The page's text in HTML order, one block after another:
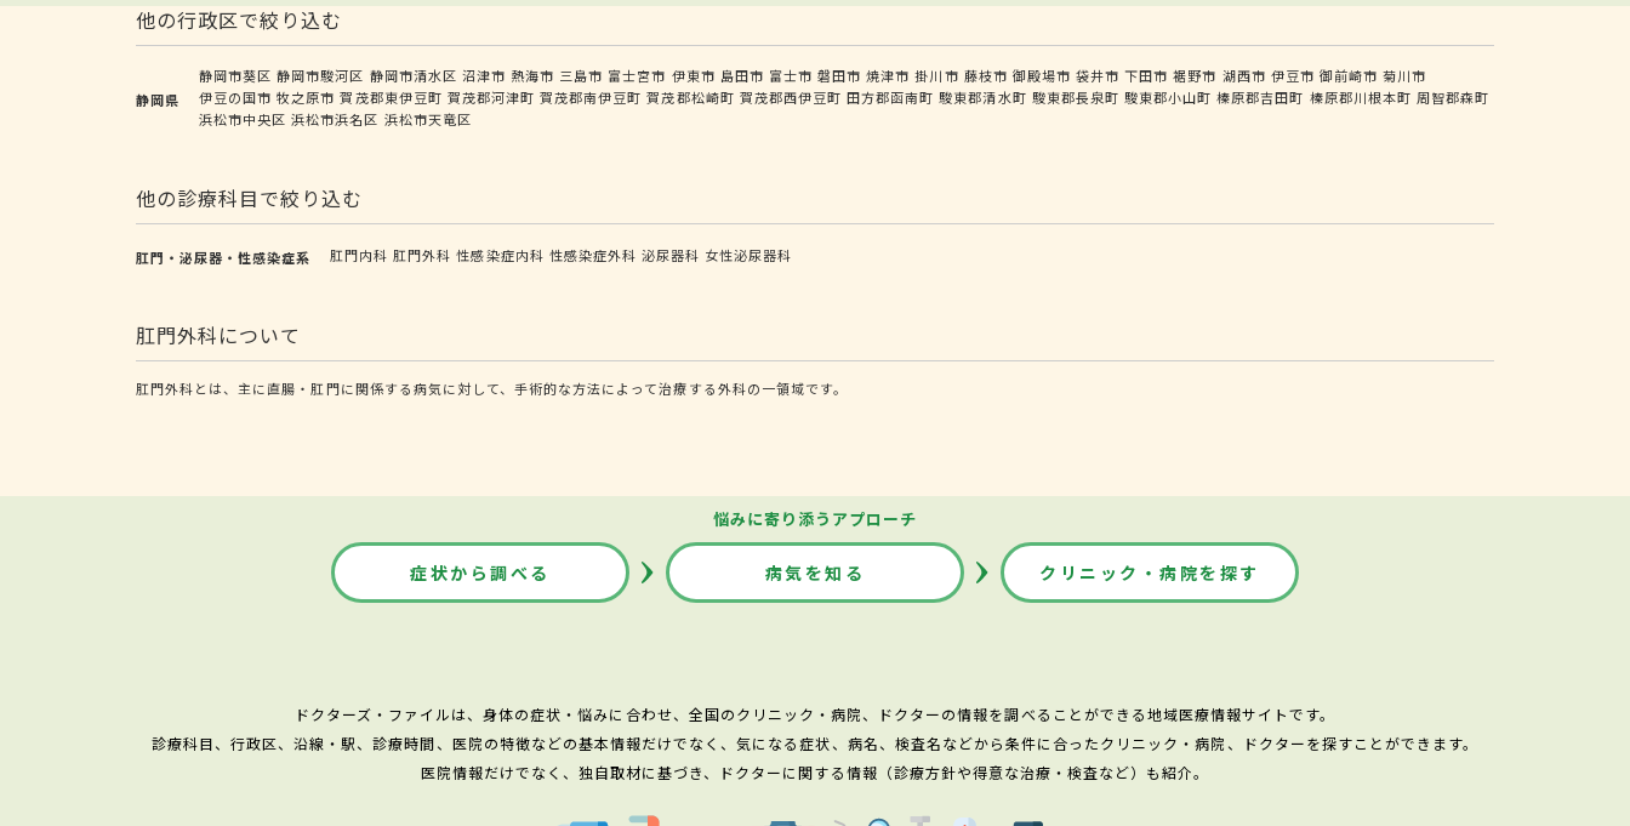
他の行政区で絞り込む
静岡県
静岡市葵区 静岡市駿河区 静岡市清水区 沼津市 熱海市 三島市 富士宮市 伊東市 島田市 富士市 磐田市 焼津市 掛川市 藤枝市 御殿場市 袋井市 下田市 裾野市 湖西市 伊豆市 御前崎市 菊川市
伊豆の国市 牧之原市 賀茂郡東伊豆町 賀茂郡河津町 賀茂郡南伊豆町 賀茂郡松崎町 賀茂郡西伊豆町 田方郡函南町 駿東郡清水町 駿東郡長泉町 駿東郡小山町 榛原郡吉田町 榛原郡川根本町 周智郡森町
浜松市中央区 浜松市浜名区 浜松市天竜区
他の診療科目で絞り込む
肛門・泌尿器・性感染症系 肛門内科 肛門外科 性感染症内科 性感染症外科 泌尿器科 女性泌尿器科
肛門外科について
肛門外科とは、主に直腸・肛門に関係する病気に対して、手術的な方法によって治療する外科の一領域です。
悩みに寄り添うアプローチ
症状から調べる 病気を知る クリニック・病院を探す
ドクターズ・ファイルは、身体の症状・悩みに合わせ、全国のクリニック・病院、ドクターの情報を調べることができる地域医療情報サイトです。
診療科目、行政区、沿線・駅、診療時間、医院の特徴などの基本情報だけでなく、気になる症状、病名、検査名などから条件に合ったクリニック・病院、ドクターを探すことができます。
医院情報だけでなく、独自取材に基づき、ドクターに関する情報（診療方針や得意な治療・検査など）も紹介。